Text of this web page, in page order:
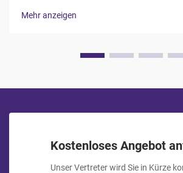
verschiedenen Branchen geworden sind.
Mehr anzeigen
Kostenloses Angebot
Unser Vertreter wird Sie in Kürze